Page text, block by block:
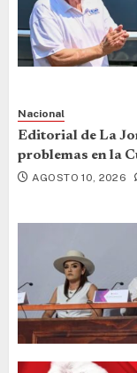
Nacional
Editorial de La
problemas en la
AGOSTO 10, 2026